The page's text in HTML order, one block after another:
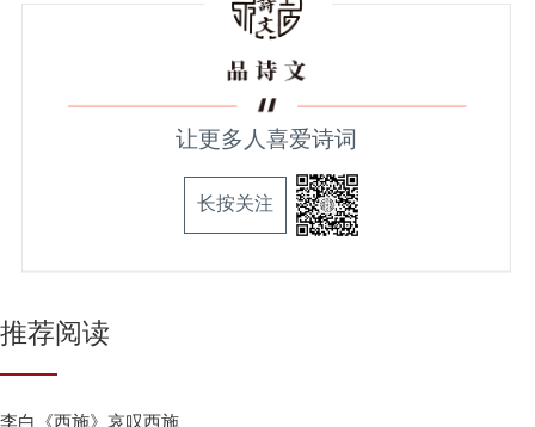
让更多人喜爱诗词
长按关注
推荐阅读
李白《西施》哀叹西施